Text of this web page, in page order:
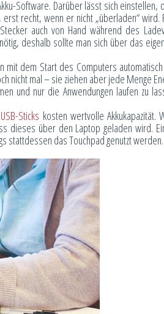
Software. Darüber lässt sich einstellen,
recht, wenn er nicht „überladen“ wird.
auch von Hand während des
deshalb sollte man sich über das
mit dem Start des Computers
nicht mal – sie ziehen aber jede Menge
und nur die Anwendungen laufen zu
Sticks kosten wertvolle Akkukapazität.
dieses über den Laptop geladen wird.
stattdessen das Touchpad genutzt werden.